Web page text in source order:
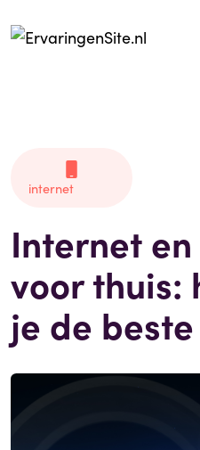
internet
Internet
voor thuis:
je de